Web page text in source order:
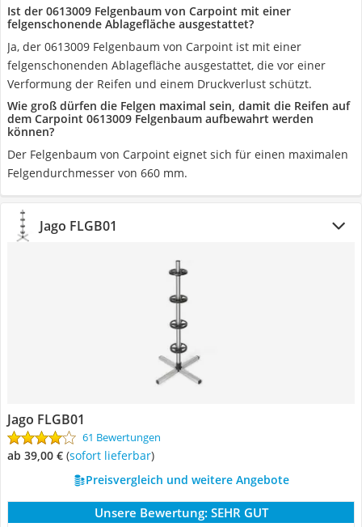
Ist der 0613009 Felgenbaum von Carpoint mit einer
felgenschonende Ablagefläche ausgestattet?
Ja, der 0613009 Felgenbaum von Carpoint ist mit einer
felgenschonenden Ablagefläche ausgestattet, die vor einer
Verformung der Reifen und einem Druckverlust schützt.
Wie groß dürfen die Felgen maximal sein, damit die Reifen auf
dem Carpoint 0613009 Felgenbaum aufbewahrt werden
können?
Der Felgenbaum von Carpoint eignet sich für einen maximalen
Felgendurchmesser von 660 mm.
Jago FLGB01
Jago FLGB01
61 Bewertungen
ab 39,00 € ( Sofort lieferbar)
Preisvergleich und weitere Angebote
Unsere Bewertung: SEHR GUT